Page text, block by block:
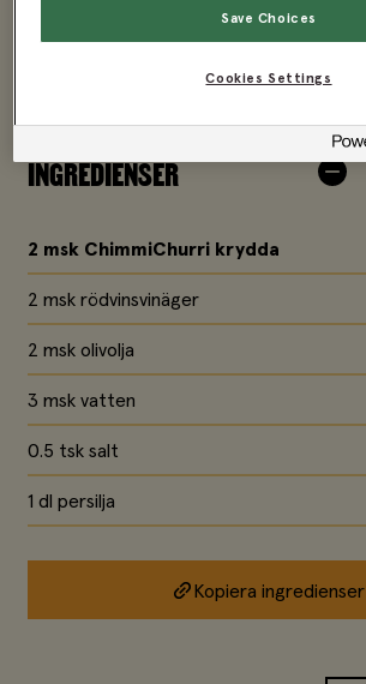
INGREDIENSER
2 msk ChimmiChurri krydda
2 msk rödvinsvinäger
2 msk olivolja
3 msk vatten
0.5 tsk salt
1 dl persilja
Kopiera ingredienser
Save Choices
Cookies Settings